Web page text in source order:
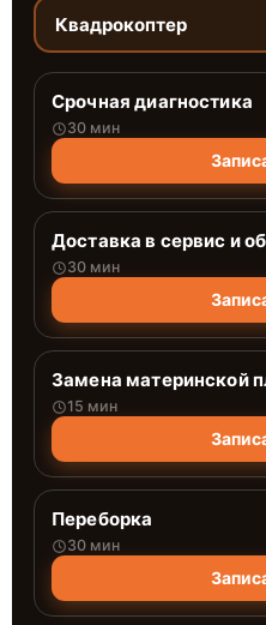
Квадрокоптер
Срочная диагностика
30 мин
Доставка в сервис и
30 мин
Замена материнской
15 мин
Переборка
30 мин